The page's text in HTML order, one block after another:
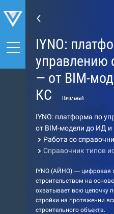
IYNO:
управлению
— от BIM-
КС
Начальный
IYNO: платформа по
от BIM-модели до ИД и
Работа со
Справочник типов
IYNO (АЙНО) — цифровая
строительством на
охватывает всю цепочку
стройки на протяжении
строительного объекта.